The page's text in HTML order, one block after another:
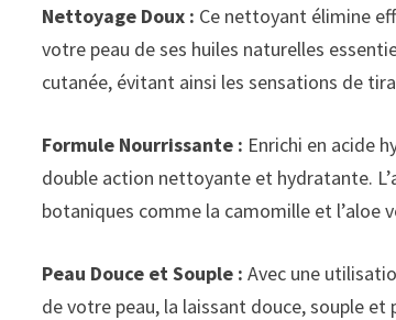
Nettoyage Doux : Ce nettoyant élimine
votre peau de ses huiles naturelles
cutanée, évitant ainsi les sensations de
Formule Nourrissante : Enrichi en acide
double action nettoyante et hydratante.
botaniques comme la camomille et l’aloe
Peau Douce et Souple : Avec une
de votre peau, la laissant douce, souple